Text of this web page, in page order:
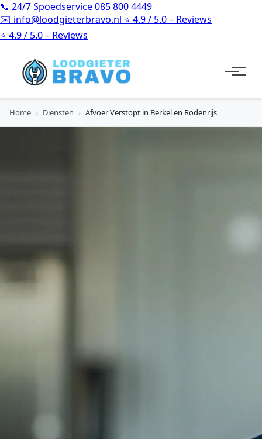
📞 24/7 Spoedservice085 800 4449
✉️ info@loodgieterbravo.nl ⭐ 4.9 / 5.0 – Reviews
⭐ 4.9 / 5.0 – Reviews
Home › Diensten › Afvoer Verstopt in Berkel en Rodenrijs